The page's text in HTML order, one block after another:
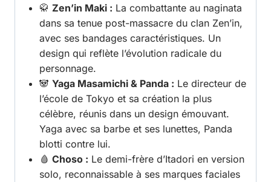
🥋 Zen’in Maki : La combattante au naginata
dans sa tenue post-massacre du clan Zen’in,
avec ses bandages caractéristiques. Un
design qui reflète l’évolution radicale du
personnage.
🐼 Yaga Masamichi & Panda : Le directeur de
l’école de Tokyo et sa création la plus
célèbre, réunis dans un design émouvant.
Yaga avec sa barbe et ses lunettes, Panda
blotti contre lui.
🩸 Choso : Le demi-frère d’Itadori en version
solo, reconnaissable à ses marques faciales